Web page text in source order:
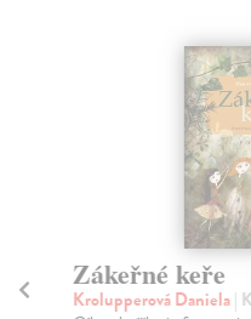
Zákeřné keře
Krolupperová Daniela|